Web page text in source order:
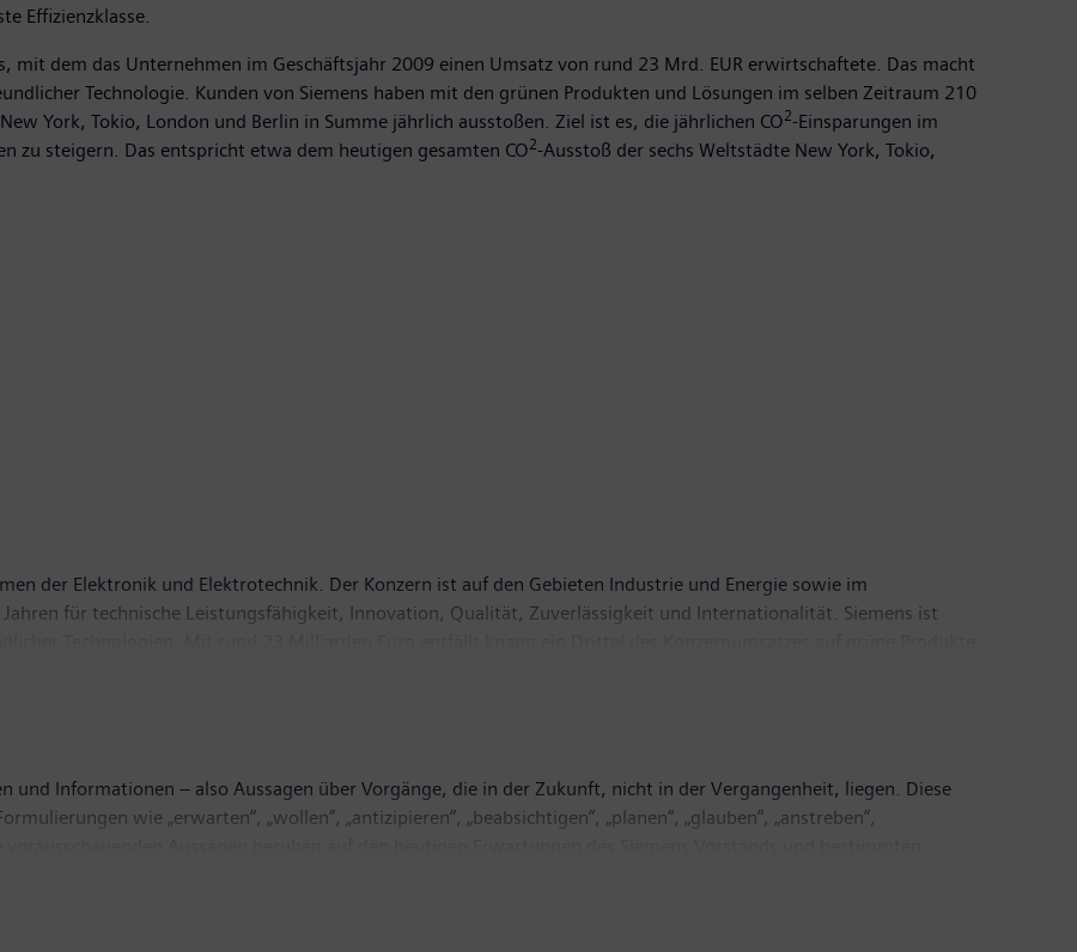
Effizienzklasse.
mit dem das Unternehmen im Geschäftsjahr 2009 einen Umsatz von rund 23 Mrd. EUR erwirtschaftete. Das macht
Technologie. Kunden von Siemens haben mit den grünen Produkten und Lösungen im selben Zeitraum 210
York, Tokio, London und Berlin in Summe jährlich ausstoßen. Ziel ist es, die jährlichen CO2-Einsparungen im
zu steigern. Das entspricht etwa dem heutigen gesamten CO2-Ausstoß der sechs Weltstädte New York, Tokio,
der Elektronik und Elektrotechnik. Der Konzern ist auf den Gebieten Industrie und Energie sowie im
für technische Leistungsfähigkeit, Innovation, Qualität, Zuverlässigkeit und Internationalität. Siemens ist
Geschäftsjahr, das am 30. September 2009 endete, einen Umsatz von 76,7 Milliarden Euro und einen Gewinn
und Informationen – also Aussagen über Vorgänge, die in der Zukunft, nicht in der Vergangenheit, liegen. Diese
wie „erwarten“, „wollen“, „antizipieren“, „beabsichtigen“, „planen“, „glauben“, „anstreben“,
Ungewissheiten. Eine Vielzahl von Faktoren, von denen zahlreiche außerhalb des Einflussbereichs von Siemens